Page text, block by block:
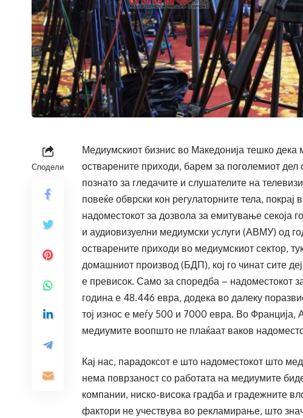
Сподели
Медиумскиот бизнис во Македонија тешко дека
остварените приходи, барем за поголемиот
познато за гледачите и слушателите на
повеќе обврски кон регулаторните тела,
надоместокот за дозвола за емитување секоја
и аудиовизуелни медиумски услуги (АВМУ) од
остварените приходи во медиумскиот сектор,
домашниот производ (БДП), кој го чинат сите
е превисок. Само за споредба – надоместокот
година е 48.446 евра, додека во далеку
тој износ е меѓу 500 и 7000 евра. Во Франција,
медиумите воопшто не плаќаат ваков
Кај нас, парадоксот е што надоместокот што
нема поврзаност со работата на медиумите
компании, ниско-висока градба и градежните
фактори не учествува во рекламирање, што